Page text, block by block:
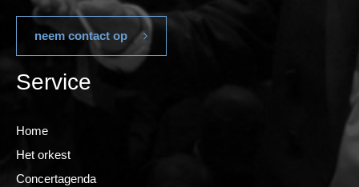
neem contact op
Service
Home
Het orkest
Concertagenda